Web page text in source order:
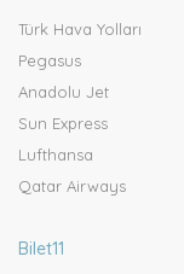
Türk Hava Yolları
Pegasus
Anadolu Jet
Sun Express
Lufthansa
Qatar Airways
Bilet11